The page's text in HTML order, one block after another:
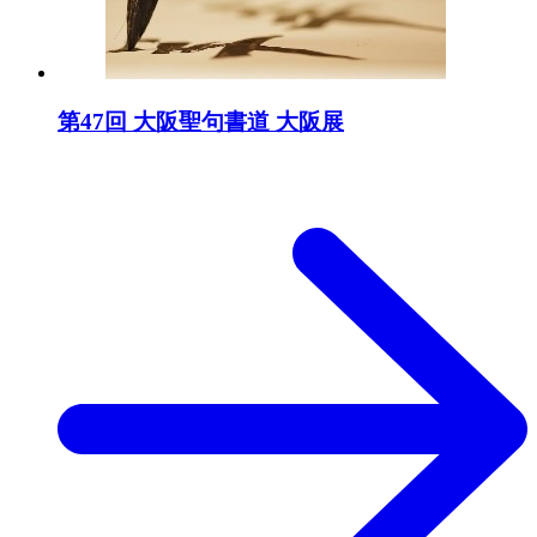
第47回 大阪聖句書道 大阪展